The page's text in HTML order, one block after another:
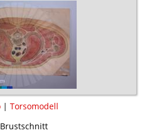
| Torsomodell